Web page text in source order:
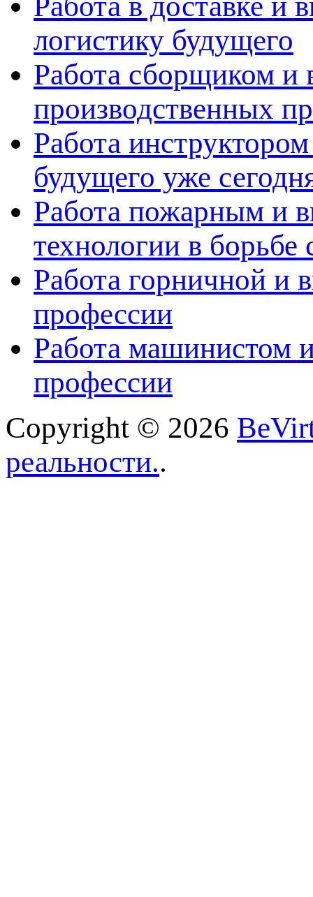
логистику будущего
Работа сборщиком и
производственных
Работа
будущего уже
Работа пожарным и
технологии в борьбе
Работа горничной и
профессии
Работа машинистом
профессии
Copyright © 2026
реальности..